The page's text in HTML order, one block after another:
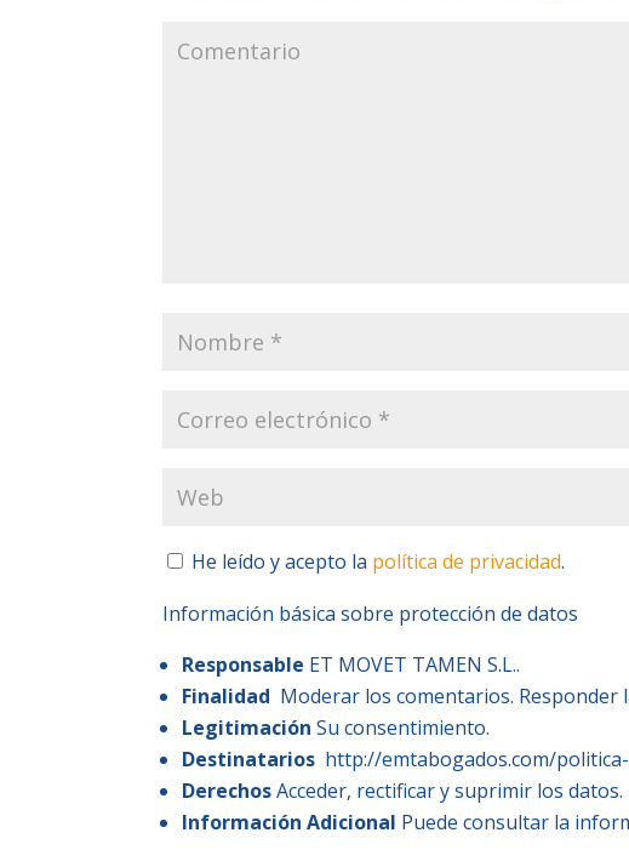
He leído y acepto la política de privacidad.
Información básica sobre protección de datos
Responsable ET MOVET TAMEN S.L..
Finalidad Moderar los comentarios. Responder
Legitimación Su consentimiento.
Destinatarios http://emtabogados.com/
DerechosAcceder, rectificar y suprimir los datos.
Información Adicional Puede consultar la